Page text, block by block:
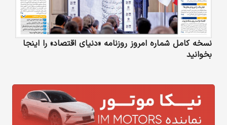
نسخه کامل شماره امروز روزنامه «دنیای‌ اقتصاد» را اینجا
بخوانید